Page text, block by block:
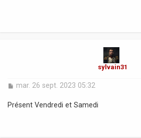
sylvain31
M
s
mar. 26 sept. 2023 05:32
Présent Vendredi et Samedi